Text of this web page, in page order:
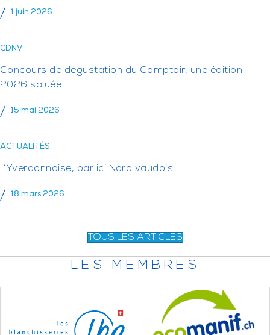
1 juin 2026
CDNV
Concours de dégustation du Comptoir, une édition
2026 saluée
15 mai 2026
ACTUALITÉS
L’Yverdonnoise, par ici Nord vaudois
18 mars 2026
TOUS LES ARTICLES
LES MEMBRES